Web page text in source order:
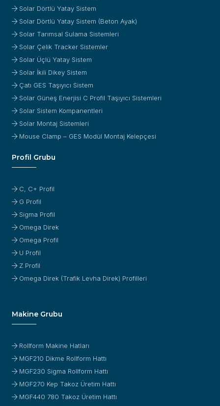
Solar Dörtlü Yatay Sistem
Solar Dörtlü Yatay Sistem (Beton Ayak)
Solar Tarımsal Sulama Sistemleri
Solar Çelik Tracker Sistemler
Solar Üçlü Yatay Sistem
Solar İkili Dikey Sistem
Çatı GES Taşıyıcı Sistem
Solar Güneş Enerjisi C Profil Taşıyıcı Sistemleri
Solar Sistem Kompanentleri
Solar Montaj Sistemleri
Mouse Clamp – GES Modül Montaj Kelepçesi
Profil Grubu
C, C+ Profil
G Profil
Sigma Profil
Omega Direk
Omega Profil
U Profil
Z Profil
Omega Direk (Trafik Levha Direk) Profilleri
Makine Grubu
Rollform Makine Hatları
MGF210 Dikme Rollform Hattı
MGF230 Sigma Rollform Hattı
MGF270 Kep Takoz Üretim Hattı
MGF440 780 Takoz Üretim Hattı